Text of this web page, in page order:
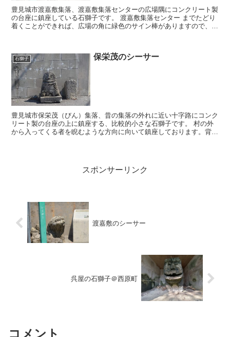
豊見城市渡嘉敷集落、渡嘉敷集落センターの広場隅にコンクリート製
の台座に鎮座している石獅子です。 渡嘉敷集落センター までたどり
着くことができれば、広場の角に緑色のサイン棒がありますので、す
石獅子 保栄茂のシーサー
豊見城市保栄茂（びん）集落、昔の集落の外れに近い十字路にコンク
リート製の台座の上に鎮座する、比較的小さな石獅子です。 村の外
から入ってくる者を睨むような方向に向いて鎮座しております。背後
スポンサーリンク
渡嘉敷のシーサー
呉屋の石獅子＠西原町
コメント